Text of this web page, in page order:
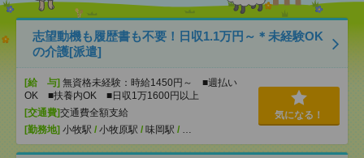
志望動機も履歴書も不要！日収1.1万円～＊未経験OK
の介護[派遣]
[給 与] 無資格未経験：時給1450円～ ■週払い
OK ■扶養内OK ■日収1万1600円以上
[交通費]交通費全額支給
[勤務地] 小牧駅 / 小牧原駅 / 味岡駅 / …
気になる！